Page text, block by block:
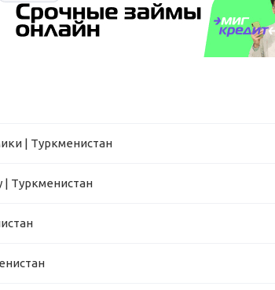
| Туркменистан
| Туркменистан